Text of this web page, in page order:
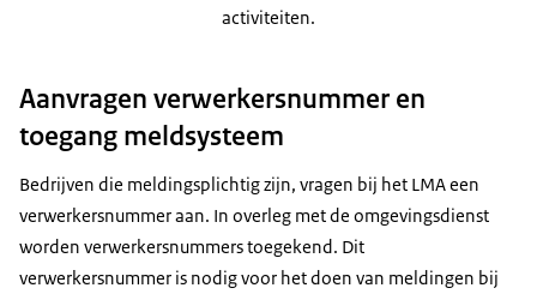
activiteiten.
Aanvragen verwerkersnummer en
toegang meldsysteem
Bedrijven die meldingsplichtig zijn, vragen bij het LMA een
verwerkersnummer aan. In overleg met de omgevingsdienst
worden verwerkersnummers toegekend. Dit
verwerkersnummer is nodig voor het doen van meldingen bij